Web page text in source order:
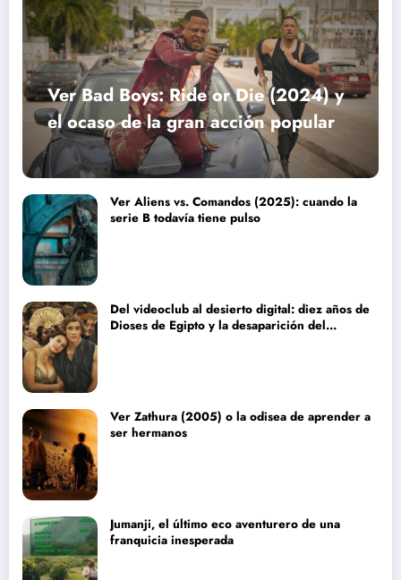
Ver Bad Boys: Ride or Die (2024) y
el ocaso de la gran acción popular
Ver Aliens vs. Comandos (2025): cuando la
serie B todavía tiene pulso
Del videoclub al desierto digital: diez años de
Dioses de Egipto y la desaparición del
Ver Zathura (2005) o la odisea de aprender a
ser hermanos
Jumanji, el último eco aventurero de una
franquicia inesperada